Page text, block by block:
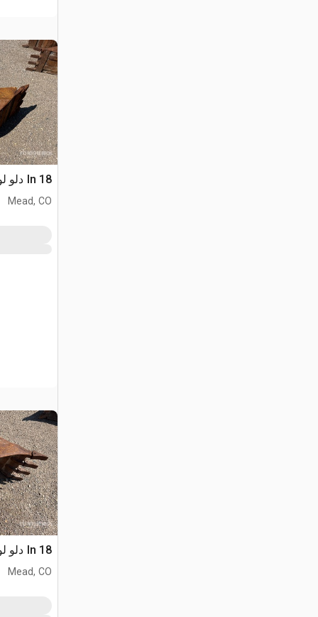
18 In دلو لودر حفار
Mead, CO
18 In دلو لودر حفار
Mead, CO